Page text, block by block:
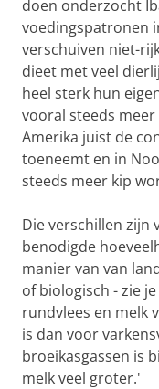
doen onderzocht
voedingspatronen
verschuiven niet-
dieet met veel
heel sterk hun
vooral steeds
Amerika juist de
toeneemt en in
steeds meer kip
Die verschillen zijn
benodigde
manier van van
of biologisch - zie
rundvlees en melk
is dan voor
broeikasgassen is
melk veel groter.'